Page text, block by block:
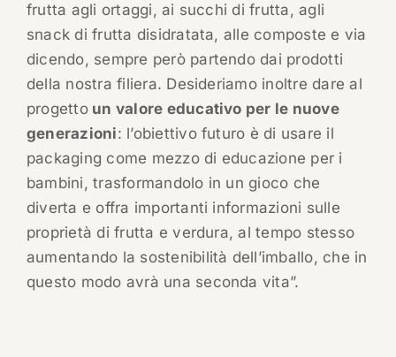
frutta agli ortaggi, ai succhi di frutta, agli
snack di frutta disidratata, alle composte e via
dicendo, sempre però partendo dai prodotti
della nostra filiera. Desideriamo inoltre dare al
progettoun valore educativo per le nuove
generazioni: l’obiettivo futuro è di usare il
packaging come mezzo di educazione per i
bambini, trasformandolo in un gioco che
diverta e offra importanti informazioni sulle
proprietà di frutta e verdura, al tempo stesso
aumentando la sostenibilità dell’imballo, che in
questo modo avrà una seconda vita”.